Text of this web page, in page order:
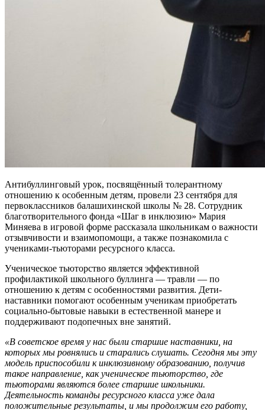
Антибуллинговый урок, посвящённый толерантному
отношению к особенным детям, провели 23 сентября для
первоклассников балашихинской школы № 28. Сотрудник
благотворительного фонда «Шаг в инклюзию» Мария
Миняева в игровой форме рассказала школьникам о важности
отзывчивости и взаимопомощи, а также познакомила с
учениками-тьюторами ресурсного класса.
Ученическое тьюторство является эффективной
профилактикой школьного буллинга — травли — по
отношению к детям с особенностями развития. Дети-
наставники помогают особенным ученикам приобретать
социально-бытовые навыки в естественной манере и
поддерживают подопечных вне занятий.
«В советское время у нас были старшие наставники, на
которых мы ровнялись и старались слушать. Сегодня мы эту
модель приспособили к инклюзивному образованию, получив
такое направление, как ученическое тьюторство, где
тьюторами являются более старшие школьники.
Деятельность команды ресурсного класса уже дала
положительные результаты, и мы продолжим его работу,